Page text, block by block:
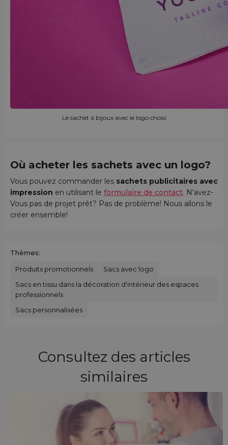
Le sachet à bijoux avec le logo choisi
Où acheter les sachets avec un logo?
Vous pouvez commander les sachets publicitaires avec
impression en utilisant le formulaire de contact. N'avez-
Vous pas de projet prêt? Pas de problème! Nous allons le
créer ensemble!
Thèmes:
Produits promotionnels
Sacs avec logo
Sacs en tissu dans la décoration d'intérieur des espaces
professionnels
Sacs personnalisées
Consultez des articles
similaires